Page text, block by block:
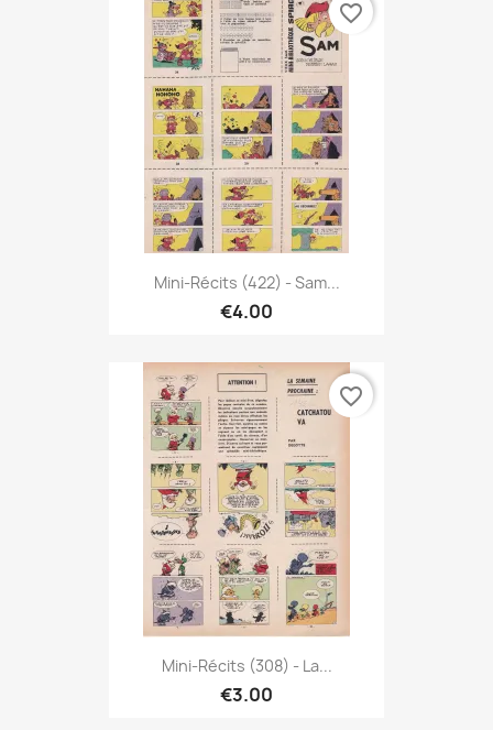
Mini-Récits (422) - Sam...
€4.00
favorite_border
Mini-Récits (308) - La...
€3.00
favorite_border